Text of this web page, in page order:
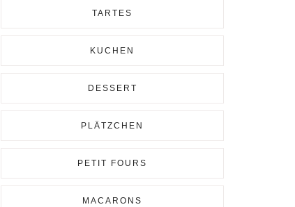
TARTES
KUCHEN
DESSERT
PLÄTZCHEN
PETIT FOURS
MACARONS